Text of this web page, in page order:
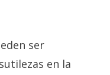
ser
en la